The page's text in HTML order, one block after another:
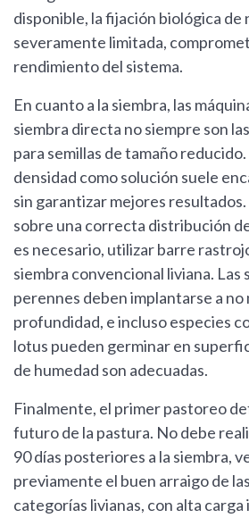
disponible, la fijación biológica de
severamente limitada,
rendimiento del sistema.
En cuanto a la siembra, las
siembra directa no siempre son
para semillas de tamaño
densidad como solución suele
sin garantizar mejores
sobre una correcta distribución
es necesario, utilizar barre
siembra convencional liviana. Las
perennes deben implantarse a no
profundidad, e incluso especies
lotus pueden germinar en
de humedad son adecuadas.
Finalmente, el primer pastoreo
futuro de la pastura. No debe
90 días posteriores a la siembra,
previamente el buen arraigo de
categorías livianas, con alta